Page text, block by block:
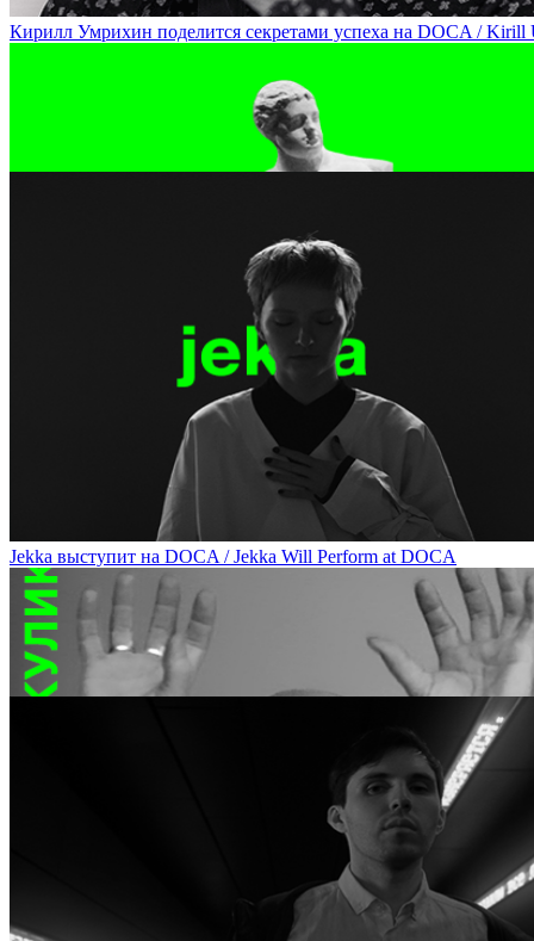
Кирилл Умрихин поделится секретами успеха на DOCA / Kirill
Скульптор Гурген Петросян сравнит современное и
Jekka выступит на DOCA / Jekka Will Perform at DOCA